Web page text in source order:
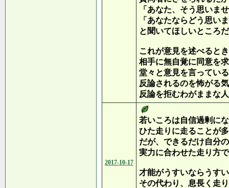
「あなた、そう思いま
「あなたならどう思い
と聞いてほしいところ
これが意見を述べると
相手に無自覚に同意を
堂々と意見を言ってい
反論されるのを怖がる
反論を拒むわがままな
2017-10-17
若いころは自信過剰に
ひた走りに走ることが
だが、できるだけ自分
実力に合わせた走り方
才能がうすいならうす
その代わり、息長く走